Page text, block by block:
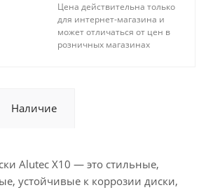
Цена действительна только
для интернет-магазина и
может отличаться от цен в
розничных магазинах
Наличие
Alutec X10 — это стильные,
устойчивые к коррозии диски,